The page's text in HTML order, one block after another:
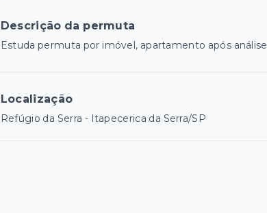
Descrição da permuta
Estuda permuta por imóvel, apartamento após análise
Localização
Refúgio da Serra - Itapecerica da Serra/SP